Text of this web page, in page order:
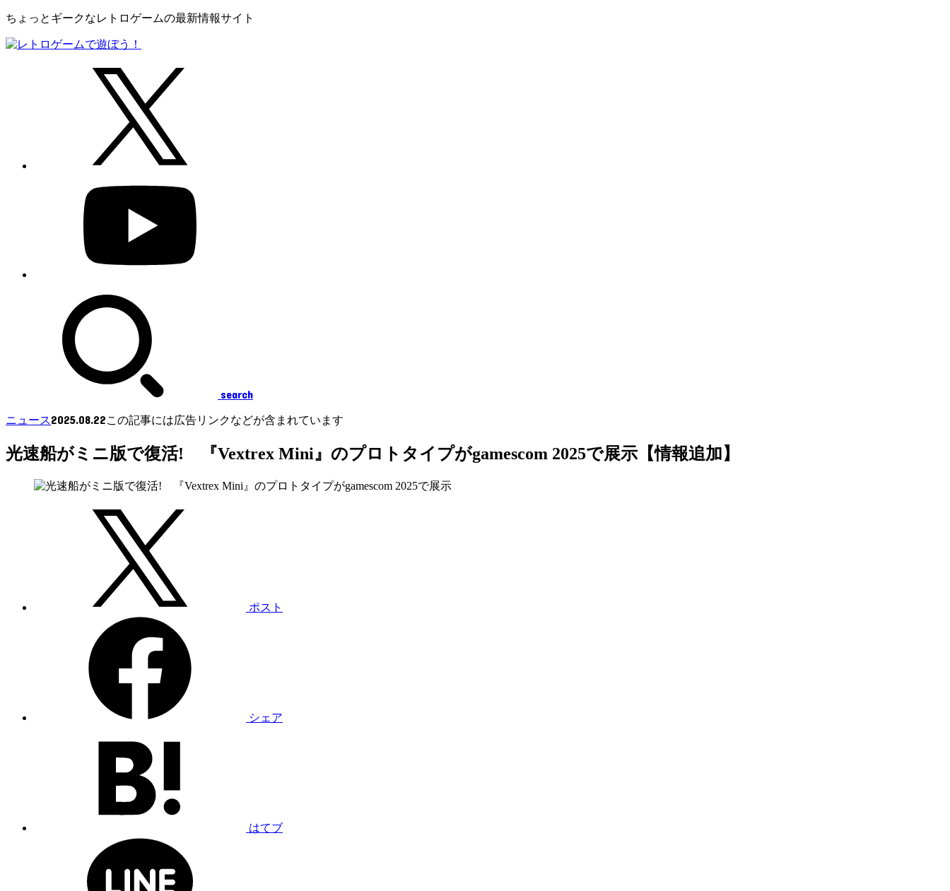
ちょっとギークなレトロゲームの最新情報サイト
search
ニュース2025.08.22この記事には広告リンクなどが含まれています
光速船がミニ版で復活! 『Vextrex Mini』のプロトタイプがgamescom 2025で展示【情報追加】
ポスト
シェア
はてブ